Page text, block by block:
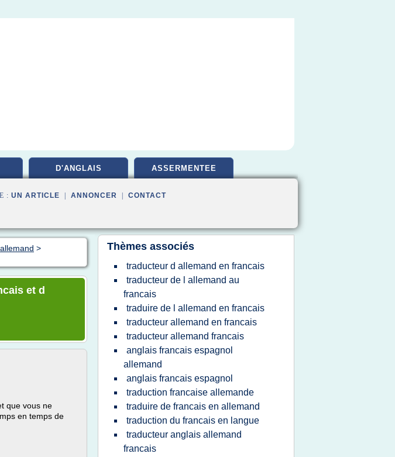
D'ANGLAIS ASSERMENTEE
: UN ARTICLE ANNONCER CONTACT
>
et d
que vous ne
en temps de
Thèmes associés
traducteur d allemand en francais
traducteur de l allemand au
francais
traduire de l allemand en francais
traducteur allemand en francais
traducteur allemand francais
anglais francais espagnol
allemand
anglais francais espagnol
traduction francaise allemande
traduire de francais en allemand
traduction du francais en langue
traducteur anglais allemand
francais